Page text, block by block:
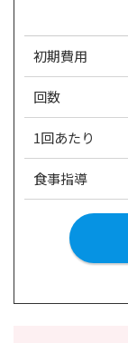
初期費用
回数
1回あたり
食事指導